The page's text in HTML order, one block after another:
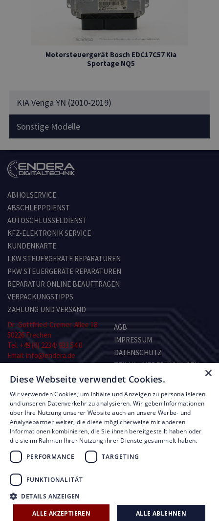
Motorsteuergerät Bosch EDC17C57 Kia
Sportage NQ5
KIA Venga YN (2010-2019)
Sonstige Modelle
ABHOLSERVICE
ABSCHLEPPDIENST
AUTOSCHLÜSSELDIENST
KFZ-ELEKTRONIK SERVICE
KUNDENKARTE
LKW STEUERGERÄTE REPARATUREN
PKW STEUERGERÄTE REPARATUREN
REPARATUR ONLINE BEAUFTRAGEN
VERPACKUNGSTIPPS
ZAHLUNG UND VERSAND
Dr.-Gottfried-Cremer-Allee 18
50226 Frechen
Tel. +49 (0) 2234/ 933 54 0
Email: info@endera.de
Montag–Freitag:
8.00–13.00 und 14.00–17.00 Uhr
Samstag: nach Vereinbarung
AGB
IMPRESSUM
DATENSCHUTZ
TEILNAHMEBEDINGUNGEN
KONTAKT
RMA-FORMULAR
© Copyright by Endera Digitaltechnik 2026
UNSERE LEISTUNGEN
FIRMEN ÜBERBLICK
AKTUELLE ANGEBOTE
×
Diese Webseite verwendet Cookies.
Wir verwenden Cookies, um Inhalte und Anzeigen zu personalisieren
und unseren Datenverkehr zu analysieren. Wir geben Informationen
über Ihre Nutzung unserer Website auch an unsere Werbe- und
Analysepartner weiter, die diese möglicherweise mit anderen
Informationen kombinieren, die Sie ihnen bereitgestellt haben oder
die sie im Rahmen Ihrer Nutzung ihrer Dienste gesammelt haben.
PERFORMANCE
TARGETING
FUNKTIONALITÄT
DETAILS ANZEIGEN
ALLE AKZEPTIEREN ALLE ABLEHNEN